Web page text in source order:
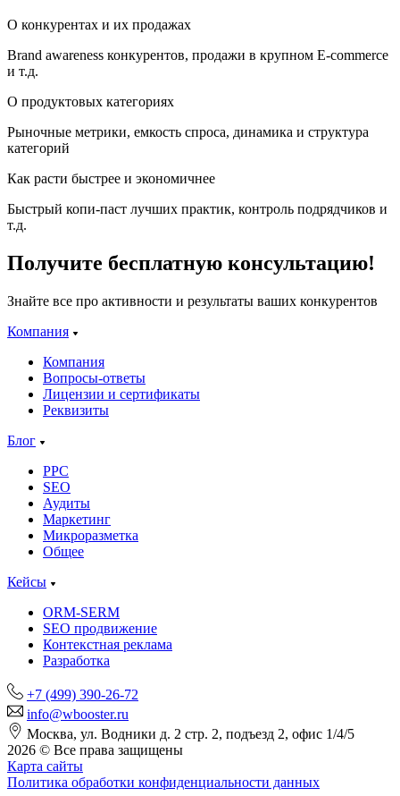
О конкурентах и их продажах
Brand awareness конкурентов, продажи в крупном E-commerce
и т.д.
О продуктовых категориях
Рыночные метрики, емкость спроса, динамика и структура
категорий
Как расти быстрее и экономичнее
Быстрый копи-паст лучших практик, контроль подрядчиков и
т.д.
Получите бесплатную консультацию!
Знайте все про активности и результаты ваших конкурентов
Компания
Компания
Вопросы-ответы
Лицензии и сертификаты
Реквизиты
Блог
PPC
SEO
Аудиты
Маркетинг
Микроразметка
Общее
Кейсы
ORM-SERM
SEO продвижение
Контекстная реклама
Разработка
+7 (499) 390-26-72
info@wbooster.ru
Москва, ул. Водники д. 2 стр. 2, подъезд 2, офис 1/4/5
2026 © Все права защищены
Карта сайты
Политика обработки конфиденциальности данных